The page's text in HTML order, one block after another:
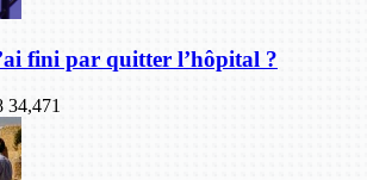
fini par quitter l’hôpital ?
34,471